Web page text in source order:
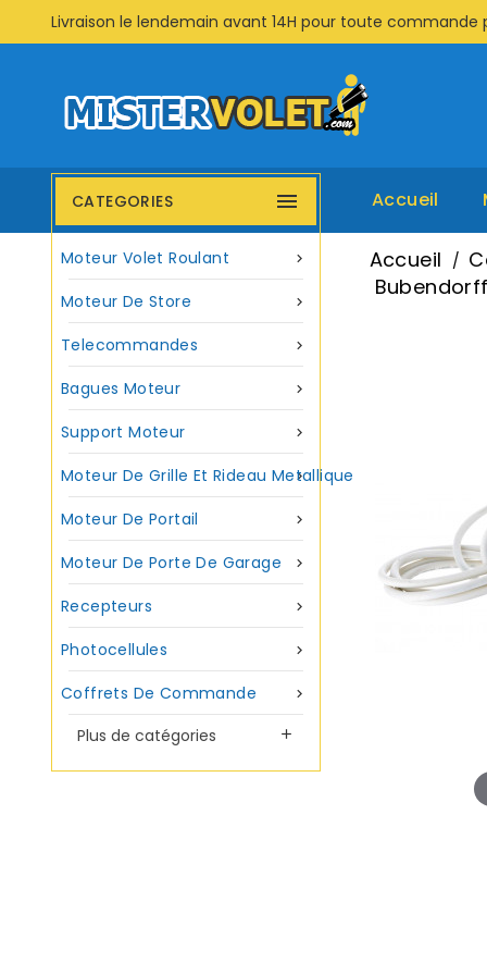
Livraison le lendemain avant 14H pour toute commande
Accueil
CATEGORIES 

Moteur Volet Roulant

Moteur De Store

Telecommandes

Bagues Moteur

Support Moteur

Moteur De Grille Et Rideau Metallique

Moteur De Portail

Moteur De Porte De Garage

Recepteurs

Photocellules

Coffrets De Commande
Plus de catégories

Accueil